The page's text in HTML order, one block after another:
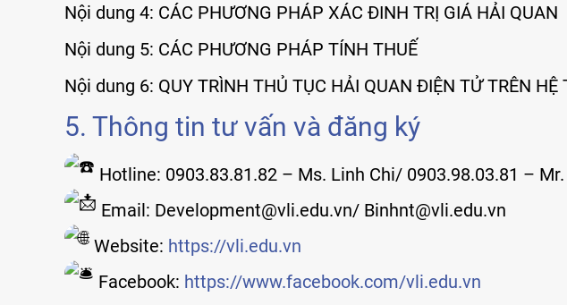
Nội dung 4: CÁC PHƯƠNG PHÁP XÁC ĐINH TRỊ GIÁ HẢI QUAN
Nội dung 5: CÁC PHƯƠNG PHÁP TÍNH THUẾ
Nội dung 6: QUY TRÌNH THỦ TỤC HẢI QUAN ĐIỆN TỬ TRÊN HỆ
5. Thông tin tư vấn và đăng ký
Hotline: 0903.83.81.82 – Ms. Linh Chi/ 0903.98.03.81 –
Email: Development@vli.edu.vn/ Binhnt@vli.edu.vn
Website: https://vli.edu.vn
Facebook: https://www.facebook.com/vli.edu.vn